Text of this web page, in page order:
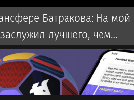
Батракова: На мой
лучшего, чем